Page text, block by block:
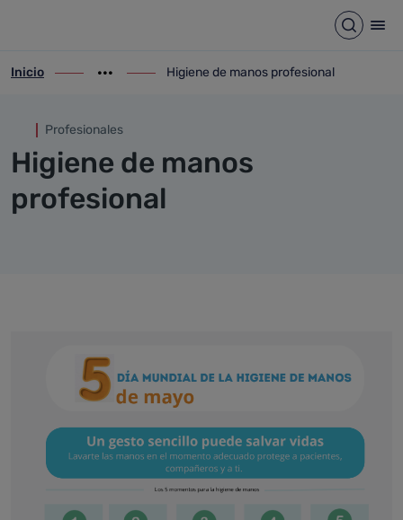
Higiene de manos profesional
Abrir
ir-a inicio
Inicio
Mostrar opciones del camino de migas
ir-a Higiene de manos profesional
Higiene de manos profesional
Profesionales
Higiene de manos
profesional